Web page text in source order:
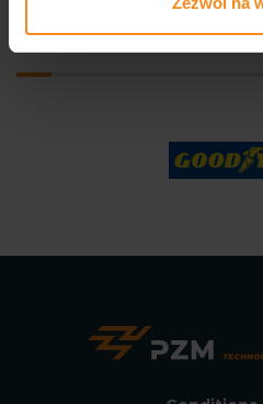
Nous produisons
renommées